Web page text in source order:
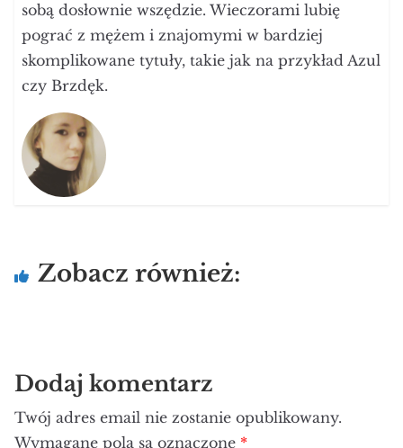
sobą dosłownie wszędzie. Wieczorami lubię
pograć z mężem i znajomymi w bardziej
skomplikowane tytuły, takie jak na przykład Azul
czy Brzdęk.
Zobacz również:
Dodaj komentarz
Twój adres email nie zostanie opublikowany.
Wymagane pola są oznaczone *